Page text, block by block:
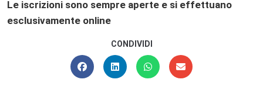
Le iscrizioni sono sempre aperte e si effettuano
esclusivamente online
CONDIVIDI